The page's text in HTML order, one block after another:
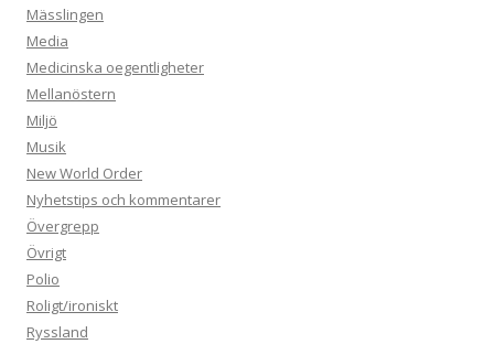
Mässlingen
Media
Medicinska oegentligheter
Mellanöstern
Miljö
Musik
New World Order
Nyhetstips och kommentarer
Övergrepp
Övrigt
Polio
Roligt/ironiskt
Ryssland